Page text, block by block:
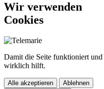
Wir verwenden
Cookies
Damit die Seite funktioniert
wirklich hilft.
Alle akzeptieren
Ablehnen